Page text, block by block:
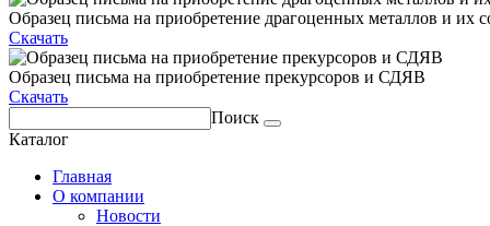
Образец письма на приобретение драгоценных металлов и их
Скачать
Образец письма на приобретение прекурсоров и СДЯВ
Скачать
Поиск
Каталог
Главная
О компании
Новости